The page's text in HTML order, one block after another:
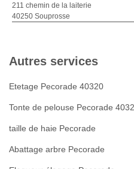
211 chemin de la laiterie
40250 Souprosse
Autres services
Etetage Pecorade 40320
Tonte de pelouse Pecorade
taille de haie Pecorade
Abattage arbre Pecorade